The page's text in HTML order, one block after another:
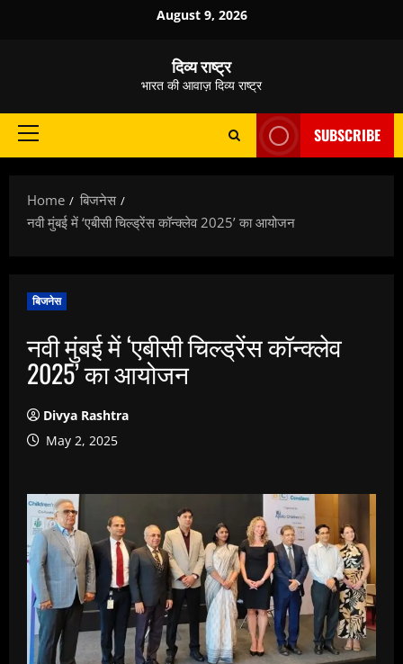
August 9, 2026
दिव्य राष्ट्र
भारत की आवाज़ दिव्य राष्ट्र
Primary
SUBSCRIBE
Home
बिजनेस
नवी मुंबई में ‘एबीसी चिल्ड्रेंस कॉन्क्लेव 2025’ का आयोजन
बिजनेस
नवी मुंबई में ‘एबीसी चिल्ड्रेंस कॉन्क्लेव
2025’ का आयोजन
Divya Rashtra
May 2, 2025